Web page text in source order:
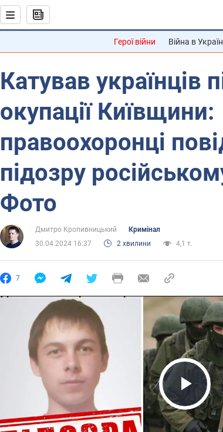
Герої війни Війна в
Катував українців
окупації Київщини:
правоохоронці
підозру
Фото
Дмитро Кропивницький
Кримінал
30.04.2024 16:37
2 хвилини 4,1 т.
7
Play